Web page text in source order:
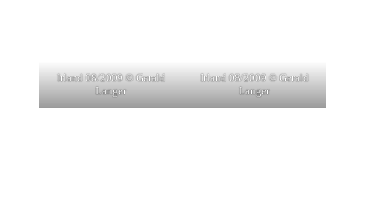
Irland 08/2009 © Gerald
Langer
Irland 08/2009 © Gerald
Langer